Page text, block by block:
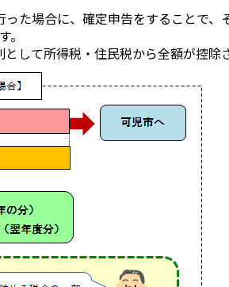
た場合に、確定申告をすることで、
して所得税・住民税から全額が控除